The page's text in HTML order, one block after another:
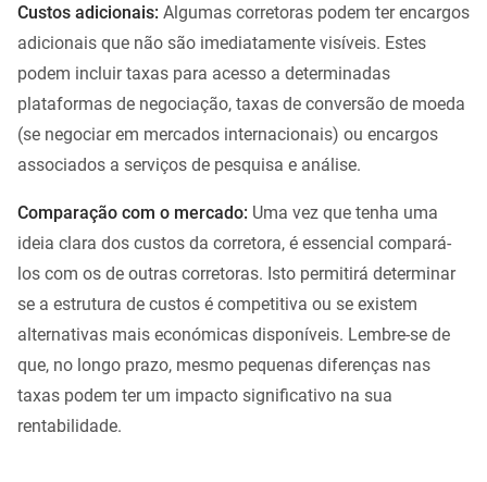
Custos adicionais: Algumas corretoras podem ter encargos
adicionais que não são imediatamente visíveis. Estes
podem incluir taxas para acesso a determinadas
plataformas de negociação, taxas de conversão de moeda
(se negociar em mercados internacionais) ou encargos
associados a serviços de pesquisa e análise.
Comparação com o mercado: Uma vez que tenha uma
ideia clara dos custos da corretora, é essencial compará-
los com os de outras corretoras. Isto permitirá determinar
se a estrutura de custos é competitiva ou se existem
alternativas mais económicas disponíveis. Lembre-se de
que, no longo prazo, mesmo pequenas diferenças nas
taxas podem ter um impacto significativo na sua
rentabilidade.